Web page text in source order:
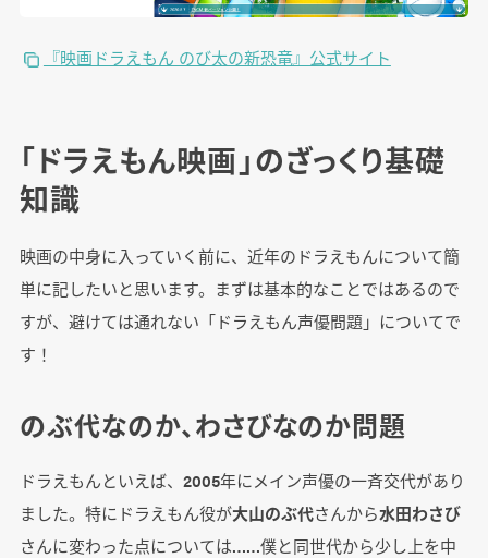
『映画ドラえもん のび太の新恐竜』公式サイト
「ドラえもん映画」のざっくり基礎
知識
映画の中身に入っていく前に、近年のドラえもんについて簡
単に記したいと思います。まずは基本的なことではあるので
すが、避けては通れない「ドラえもん声優問題」についてで
す！
のぶ代なのか、わさびなのか問題
ドラえもんといえば、2005年にメイン声優の一斉交代があり
ました。特にドラえもん役が大山のぶ代さんから水田わさび
さんに変わった点については……僕と同世代から少し上を中